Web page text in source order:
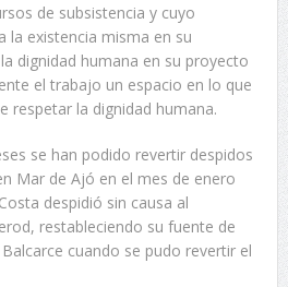
de subsistencia y cuyo
la existencia misma en su
dignidad humana en su proyecto
el trabajo un espacio en lo que
respetar la dignidad humana.
se han podido revertir despidos
Mar de Ajó en el mes de enero
despidió sin causa al
restableciendo su fuente de
cuando se pudo revertir el